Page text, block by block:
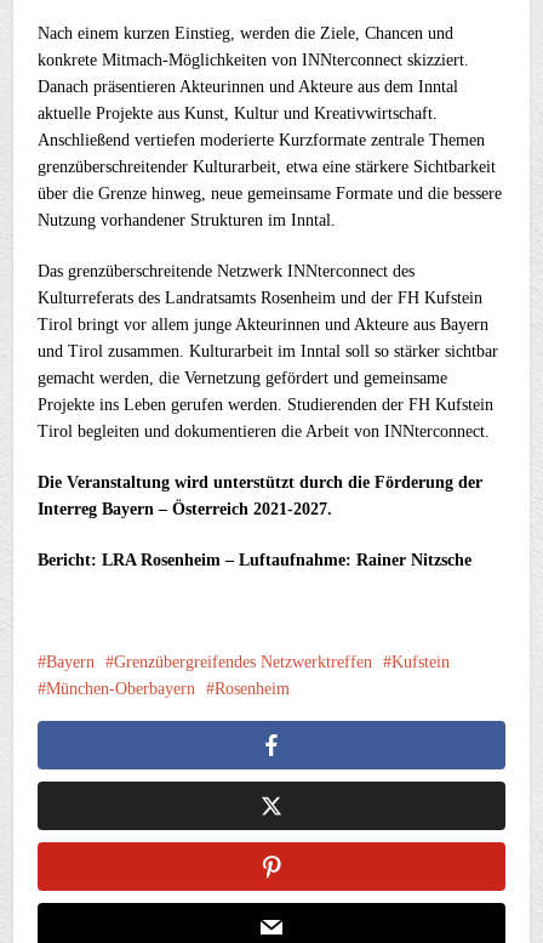
Nach einem kurzen Einstieg, werden die Ziele, Chancen und
konkrete Mitmach‑Möglichkeiten von INNterconnect skizziert.
Danach präsentieren Akteurinnen und Akteure aus dem Inntal
aktuelle Projekte aus Kunst, Kultur und Kreativwirtschaft.
Anschließend vertiefen moderierte Kurzformate zentrale Themen
grenzüberschreitender Kulturarbeit, etwa eine stärkere Sichtbarkeit
über die Grenze hinweg, neue gemeinsame Formate und die bessere
Nutzung vorhandener Strukturen im Inntal.
Das grenzüberschreitende Netzwerk INNterconnect des
Kulturreferats des Landratsamts Rosenheim und der FH Kufstein
Tirol bringt vor allem junge Akteurinnen und Akteure aus Bayern
und Tirol zusammen. Kulturarbeit im Inntal soll so stärker sichtbar
gemacht werden, die Vernetzung gefördert und gemeinsame
Projekte ins Leben gerufen werden. Studierenden der FH Kufstein
Tirol begleiten und dokumentieren die Arbeit von INNterconnect.
Die Veranstaltung wird unterstützt durch die Förderung der
Interreg Bayern – Österreich 2021-2027.
Bericht: LRA Rosenheim – Luftaufnahme: Rainer Nitzsche
Bayern Grenzübergreifendes Netzwerktreffen
Kufstein
München-Oberbayern
Rosenheim